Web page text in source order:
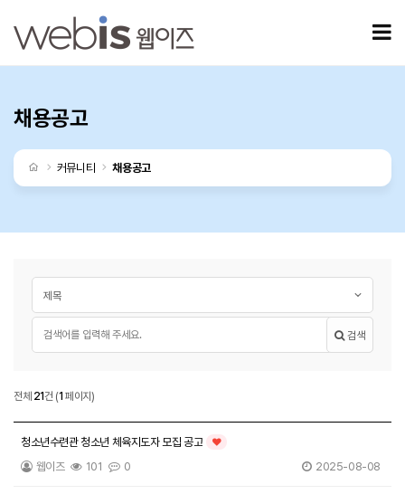
채용공고
처음으로
커뮤니티 채용공고
검색
채용공고
전체 21건 (1 페이지)
청소년수련관 청소년 체육지도자 모집 공고
인기글
웹이즈 101 0 2025-08-08